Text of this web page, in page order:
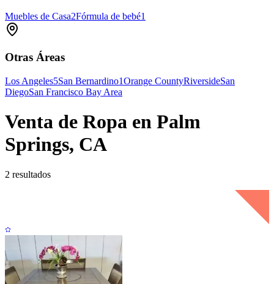
Muebles de Casa2Fórmula de bebé1
Otras Áreas
Los Angeles5San Bernardino1Orange CountyRiversideSan
DiegoSan Francisco Bay Area
Venta de Ropa en Palm
Springs, CA
2 resultados